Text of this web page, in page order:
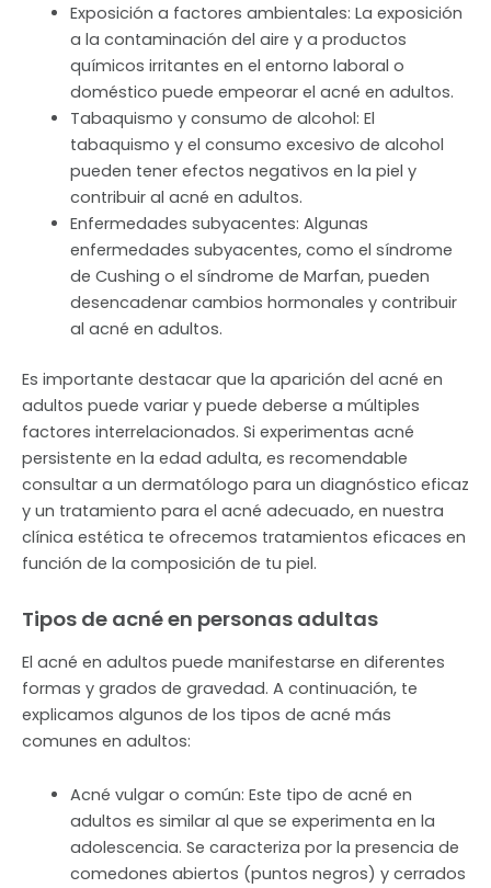
Exposición a factores ambientales: La exposición
a la contaminación del aire y a productos
químicos irritantes en el entorno laboral o
doméstico puede empeorar el acné en adultos.
Tabaquismo y consumo de alcohol: El
tabaquismo y el consumo excesivo de alcohol
pueden tener efectos negativos en la piel y
contribuir al acné en adultos.
Enfermedades subyacentes: Algunas
enfermedades subyacentes, como el síndrome
de Cushing o el síndrome de Marfan, pueden
desencadenar cambios hormonales y contribuir
al acné en adultos.
Es importante destacar que la aparición del acné en
adultos puede variar y puede deberse a múltiples
factores interrelacionados. Si experimentas acné
persistente en la edad adulta, es recomendable
consultar a un dermatólogo para un diagnóstico eficaz
y un tratamiento para el acné adecuado, en nuestra
clínica estética te ofrecemos tratamientos eficaces en
función de la composición de tu piel.
Tipos de acné en personas adultas
El acné en adultos puede manifestarse en diferentes
formas y grados de gravedad. A continuación, te
explicamos algunos de los tipos de acné más
comunes en adultos:
Acné vulgar o común: Este tipo de acné en
adultos es similar al que se experimenta en la
adolescencia. Se caracteriza por la presencia de
comedones abiertos (puntos negros) y cerrados